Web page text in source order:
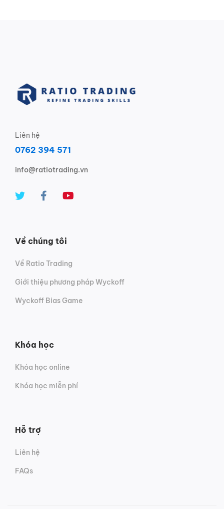
Liên hệ
0762 394 571
info@ratiotrading.vn
Về chúng tôi
Về Ratio Trading
Giới thiệu phương pháp Wyckoff
Wyckoff Bias Game
Khóa học
Khóa học online
Khóa học miễn phí
Hỗ trợ
Liên hệ
FAQs